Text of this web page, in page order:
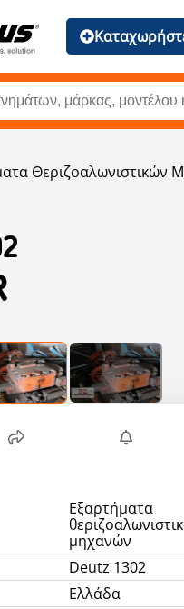
Θεριζοαλωνιστικών
Εξαρτήματα
μηχανών
Deutz 1302
Ελλάδα